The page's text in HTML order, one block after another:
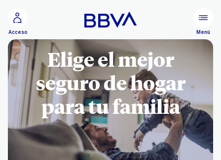
Acceso Menú
Elige el mejor
seguro de hogar
para tu familia